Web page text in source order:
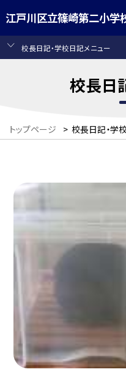
江戸川区立篠崎第二小学
校長日記・学校日記メニュー
校長日
トップページ > 校長日記・学